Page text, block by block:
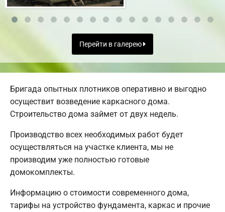
Перейти в галерею
Бригада опытных плотников оперативно и выгодно
осуществит возведение каркасного дома.
Строительство дома займет от двух недель.
Производство всех необходимых работ будет
осуществляться на участке клиента, мы не
производим уже полностью готовые
домокомплекты.
Информацию о стоимости современного дома,
тарифы на устройство фундамента, каркас и прочие